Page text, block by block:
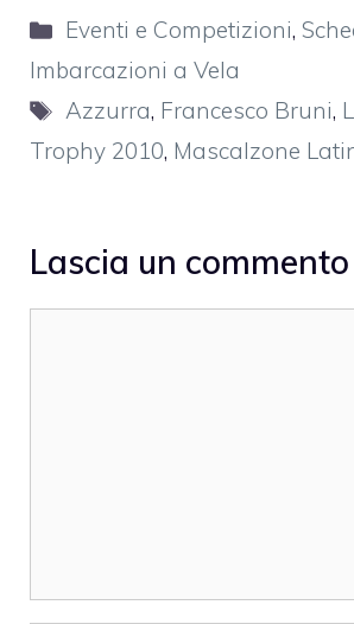
Categorie
Eventi e Competizioni,
Imbarcazioni a Vela
Tag
Azzurra, Francesco Bruni,
Trophy 2010, Mascalzone
Lascia un commento